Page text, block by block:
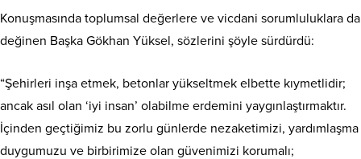
Konuşmasında toplumsal değerlere ve vicdani sorumluluklara da
değinen Başka Gökhan Yüksel, sözlerini şöyle sürdürdü:
“Şehirleri inşa etmek, betonlar yükseltmek elbette kıymetlidir;
ancak asıl olan ‘iyi insan’ olabilme erdemini yaygınlaştırmaktır.
İçinden geçtiğimiz bu zorlu günlerde nezaketimizi, yardımlaşma
duygumuzu ve birbirimize olan güvenimizi korumalı;